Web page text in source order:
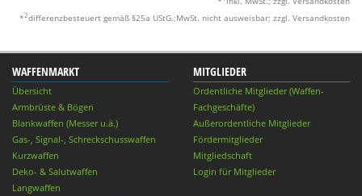
*2differenzbesteuert gemäß §25a UStG.;MwSt. nicht ausweisbar; zzgl. Versandkosten
WAFFENMARKT
Übersicht
Armbrüste & Bögen
Blankwaffen (Messer u.ä.)
Gas-, Signal-, Schreckschusswaffen
Kurzwaffen
Deko- & Salutwaffen
Langwaffen
MITGLIEDER
Ordentliche Mitglieder (Waffen-
Fachgeschäfte)
Außerordentliche Mitglieder
Fördermitglieder
Mitgliedschaft
Login für Mitglieder